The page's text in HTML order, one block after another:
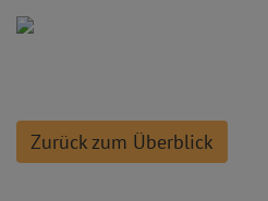
Zurück zum Überblick